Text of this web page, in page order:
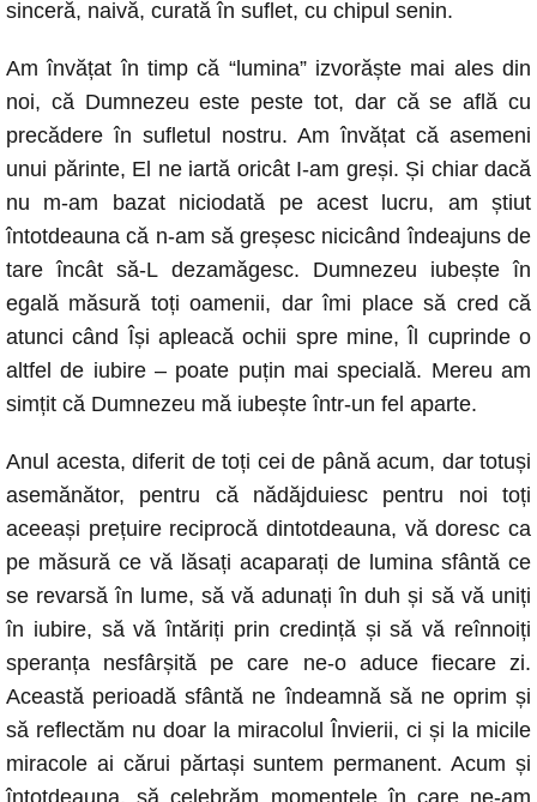
sinceră, naivă, curată în suflet, cu chipul senin.
Am învățat în timp că “lumina” izvorăște mai ales din
noi, că Dumnezeu este peste tot, dar că se află cu
precădere în sufletul nostru. Am învățat că asemeni
unui părinte, El ne iartă oricât I-am greși. Și chiar dacă
nu m-am bazat niciodată pe acest lucru, am știut
întotdeauna că n-am să greșesc nicicând îndeajuns de
tare încât să-L dezamăgesc. Dumnezeu iubește în
egală măsură toți oamenii, dar îmi place să cred că
atunci când Își apleacă ochii spre mine, Îl cuprinde o
altfel de iubire – poate puțin mai specială. Mereu am
simțit că Dumnezeu mă iubește într-un fel aparte.
Anul acesta, diferit de toți cei de până acum, dar totuși
asemănător, pentru că nădăjduiesc pentru noi toți
aceeași prețuire reciprocă dintotdeauna, vă doresc ca
pe măsură ce vă lăsați acaparați de lumina sfântă ce
se revarsă în lume, să vă adunați în duh și să vă uniți
în iubire, să vă întăriți prin credință și să vă reînnoiți
speranța nesfârșită pe care ne-o aduce fiecare zi.
Această perioadă sfântă ne îndeamnă să ne oprim și
să reflectăm nu doar la miracolul Învierii, ci și la micile
miracole ai cărui părtași suntem permanent. Acum și